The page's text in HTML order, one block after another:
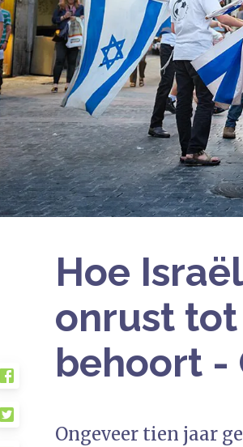
Hoe
onrust
behoort -
Ongeveer tien jaar